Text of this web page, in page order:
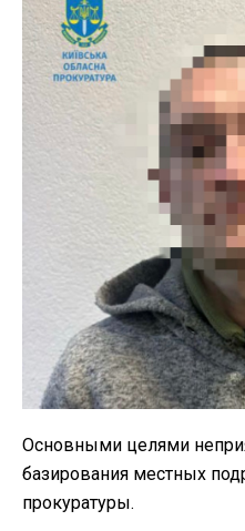
Основными целями
базирования местных
прокуратуры.